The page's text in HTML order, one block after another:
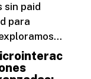
sin paid
para